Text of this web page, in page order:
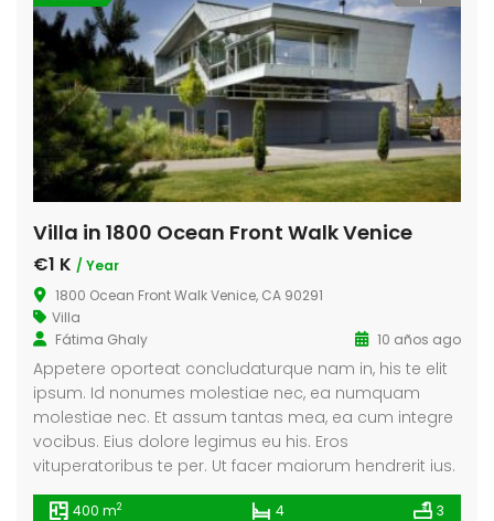
Villa in 1800 Ocean Front Walk Venice
€1 K / Year
1800 Ocean Front Walk Venice, CA 90291
Villa
Fátima Ghaly
10 años ago
Appetere oporteat concludaturque nam in, his te elit
ipsum. Id nonumes molestiae nec, ea numquam
molestiae nec. Et assum tantas mea, ea cum integre
vocibus. Eius dolore legimus eu his. Eros
vituperatoribus te per. Ut facer maiorum hendrerit ius.
400 m2 4 3